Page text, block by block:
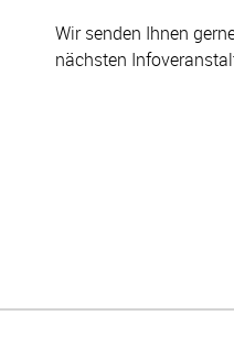
Wir senden Ihnen
nächsten